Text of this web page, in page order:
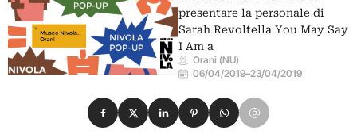
presentare la personale di
Sarah Revoltella You May Say
I Am a
Orani (NU)
06/04/2019–23/04/2019
Condividi su Facebook
Condividi su X
Condividi su LinkedIn
Condividi su Pinterest
Condividi su WhatsApp
Condividi su Email